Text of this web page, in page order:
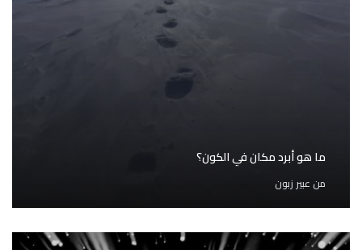
ما هو أبرد مكان في الكون؟
من عبير زبون